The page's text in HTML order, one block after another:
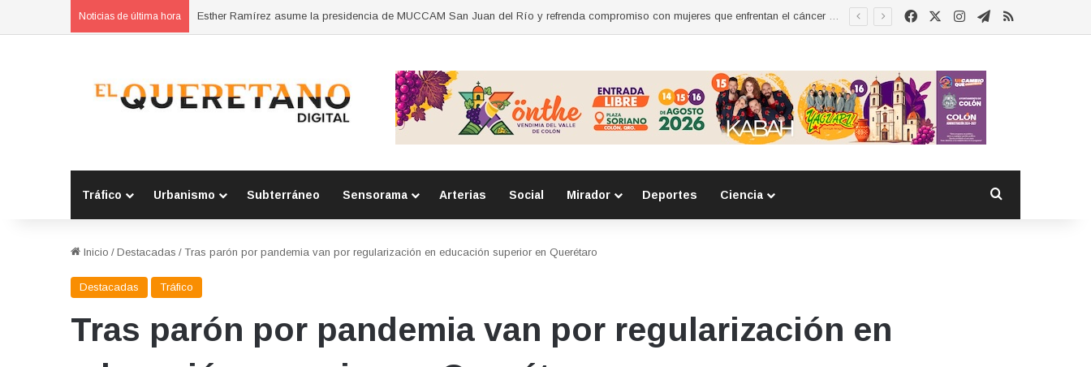
Noticias de última hora Esther Ramírez asume la presidencia de MUCCAM San Juan del Río y refrenda compromiso con mujeres que enfrentan el cáncer de mama FacebookInstagram
Telegram
RSS
Tráfico Urbanismo Subterráneo Sensorama Arterias Social Mirador Deportes Ciencia
Inicio / Destacadas / Tras parón por pandemia van por regularización en educación superior en Querétaro
Destacadas Tráfico
Tras parón por pandemia van por regularización en